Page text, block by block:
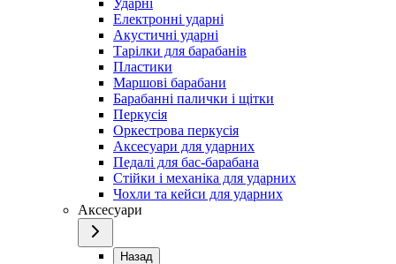
Електронні ударні
Акустичні ударні
Тарілки для барабанів
Пластики
Маршові барабани
Барабанні палички і щітки
Перкусія
Оркестрова перкусія
Аксесуари для ударних
Педалі для бас-барабана
Стійки і механіка для ударних
Чохли та кейси для ударних
Аксесуари
Назад